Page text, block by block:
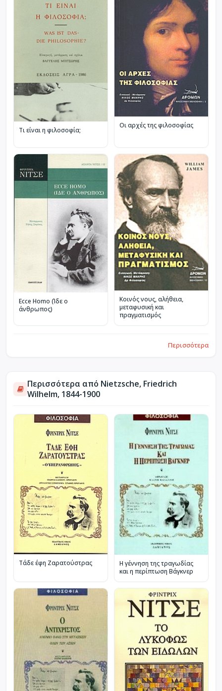
Τι είναι η φιλοσοφία;
Οι αρχές της φιλοσοφίας
Ecce Homo (Ίδε ο
άνθρωπος)
Κοινός νους, αλήθεια,
μεταφυσική και
πραγματισμός
Περισσότερα
Περισσότερα από Nietzsche, Friedrich
Wilhelm, 1844-1900
Τάδε έφη Ζαρατούστρας
Η γέννηση της τραγωδίας
και η περίπτωση Βάγκνερ